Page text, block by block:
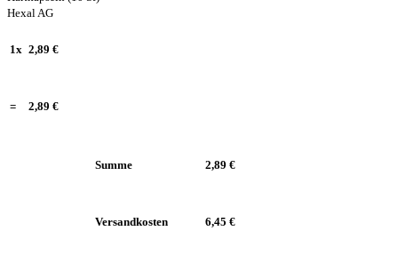
Hexal AG
1x 2,89 €
= 2,89 €
Summe 2,89 €
Versandkosten 6,45 €